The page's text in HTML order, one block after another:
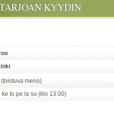
KYYDIN
(toistuva meno)
ke to pe la su (klo 13:00)